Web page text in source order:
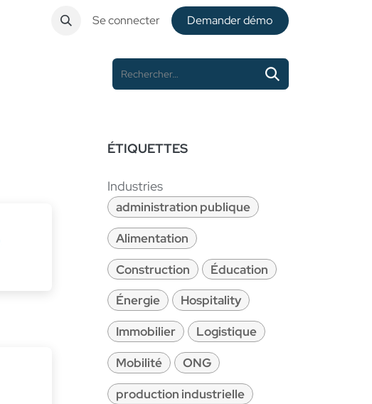
Se connecter De​​mander démo
ÉTIQUETTES
Industries
administration publique
Alimentation
Construction
Éducation
Énergie
Hospitality
Immobilier
Logistique
Mobilité
ONG
production industrielle